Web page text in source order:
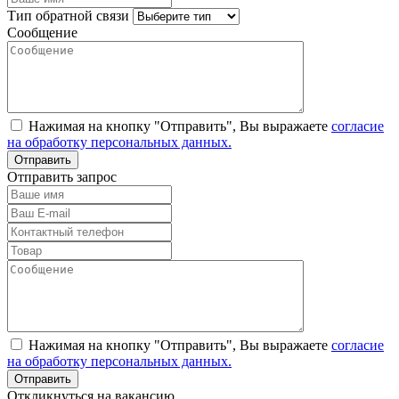
Тип обратной связи
Сообщение
Нажимая на кнопку "Отправить", Вы выражаете согласие
на обработку персональных данных.
Отправить запрос
Нажимая на кнопку "Отправить", Вы выражаете согласие
на обработку персональных данных.
Откликнуться на вакансию